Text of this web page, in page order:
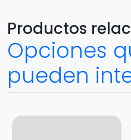
Productos
Opciones
pueden